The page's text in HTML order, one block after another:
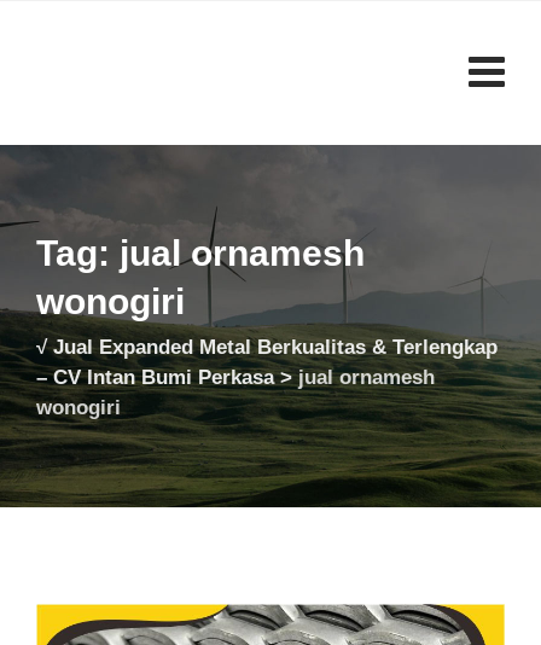
Tag: jual ornamesh
wonogiri
√ Jual Expanded Metal Berkualitas & Terlengkap
– CV Intan Bumi Perkasa>jual ornamesh
wonogiri